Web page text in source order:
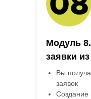
Модуль
заявки
Вы
заявок
Создание